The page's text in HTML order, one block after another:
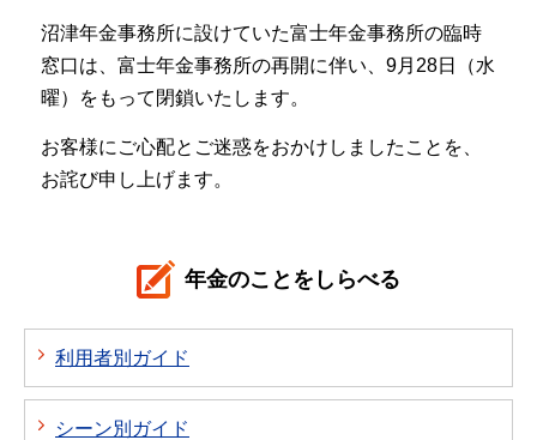
沼津年金事務所に設けていた富士年金事務所の臨時
窓口は、富士年金事務所の再開に伴い、9月28日（水
曜）をもって閉鎖いたします。
お客様にご心配とご迷惑をおかけしましたことを、
お詫び申し上げます。
年金のことをしらべる
利用者別ガイド
シーン別ガイド